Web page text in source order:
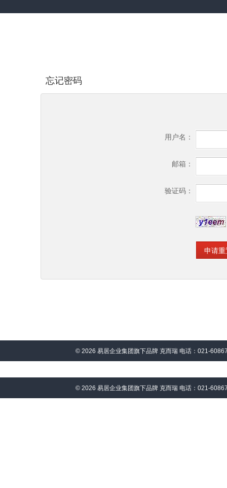
忘记密码
用户名：
邮箱：
验证码：
© 2026 易居企业集团旗下品牌 克而瑞 电话：021-
© 2026 易居企业集团旗下品牌 克而瑞 电话：021-